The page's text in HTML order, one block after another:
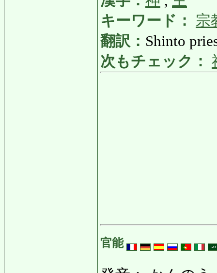
キーワード：
宗
翻訳： Shinto
次もチェック：
官能